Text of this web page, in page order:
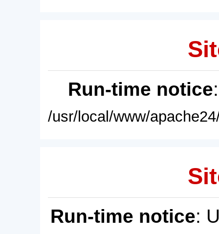
Run-time notice
/usr/local/www/
Run-time notice: